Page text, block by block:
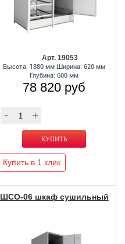
Арт. 19053
Высота: 1880 мм Ширина: 620 мм
Глубина: 600 мм
78 820 руб
Купить в 1 клик
ШСО-06 шкаф сушильный